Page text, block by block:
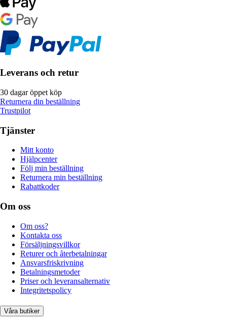
Leverans och retur
30 dagar öppet köp
Returnera din beställning
Trustpilot
Tjänster
Mitt konto
Hjälpcenter
Följ min beställning
Returnera min beställning
Rabattkoder
Om oss
Om oss?
Kontakta oss
Försäljningsvillkor
Returer och återbetalningar
Ansvarsfriskrivning
Betalningsmetoder
Priser och leveransalternativ
Integritetspolicy
Våra butiker